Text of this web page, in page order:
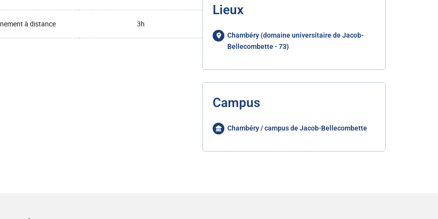
à distance 3h
Lieux
Chambéry (domaine universitaire de Jacob-
Bellecombette - 73)
Campus
Chambéry / campus de Jacob-Bellecombette